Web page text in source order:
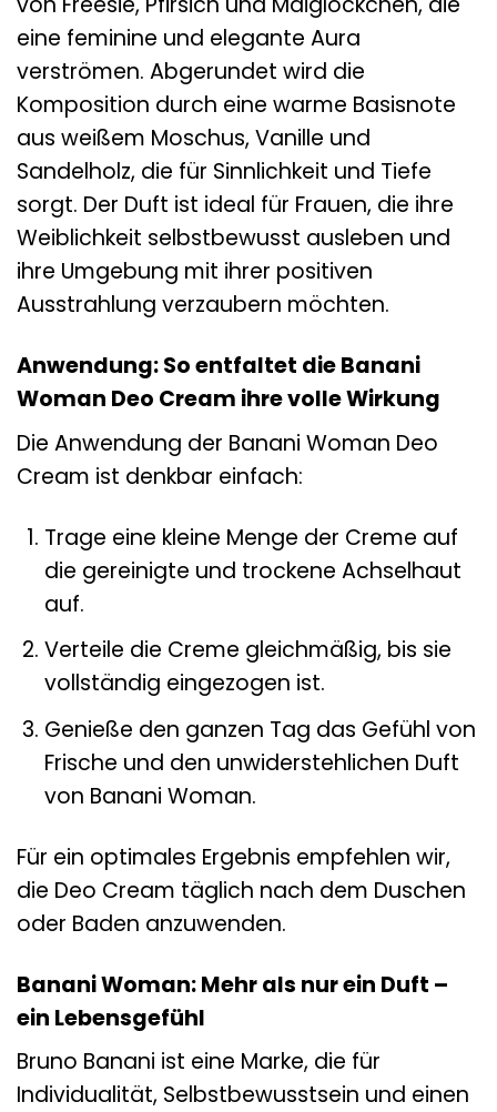
eine feminine und elegante Aura
verströmen. Abgerundet wird die
Komposition durch eine warme Basisnote
aus weißem Moschus, Vanille und
Sandelholz, die für Sinnlichkeit und Tiefe
sorgt. Der Duft ist ideal für Frauen, die ihre
Weiblichkeit selbstbewusst ausleben und
ihre Umgebung mit ihrer positiven
Ausstrahlung verzaubern möchten.
Anwendung: So entfaltet die Banani
Woman Deo Cream ihre volle Wirkung
Die Anwendung der Banani Woman Deo
Cream ist denkbar einfach:
Trage eine kleine Menge der Creme auf
die gereinigte und trockene Achselhaut
auf.
Verteile die Creme gleichmäßig, bis sie
vollständig eingezogen ist.
Genieße den ganzen Tag das Gefühl von
Frische und den unwiderstehlichen Duft
von Banani Woman.
Für ein optimales Ergebnis empfehlen wir,
die Deo Cream täglich nach dem Duschen
oder Baden anzuwenden.
Banani Woman: Mehr als nur ein Duft –
ein Lebensgefühl
Bruno Banani ist eine Marke, die für
Individualität, Selbstbewusstsein und einen